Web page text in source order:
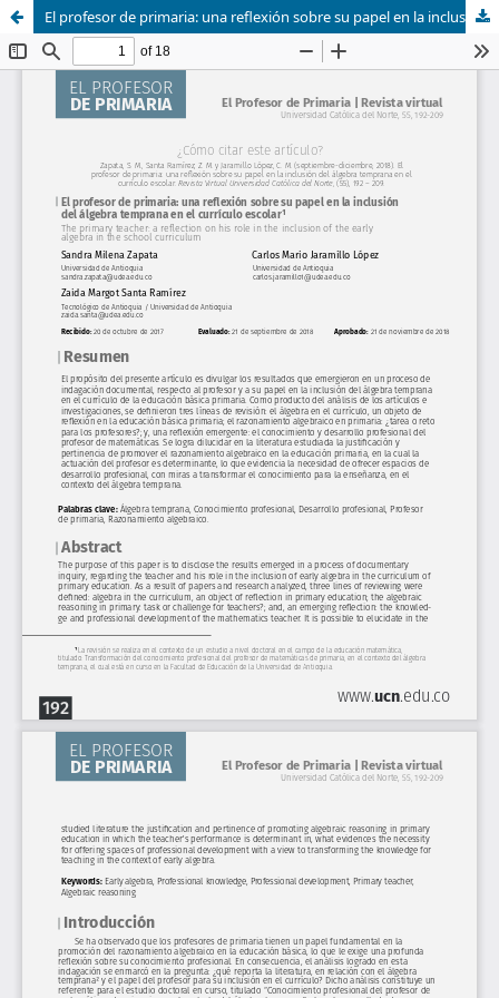
El profesor de primaria: una reflexión sobre su papel en la inclusión del álgebra temprana en el currículo escolar